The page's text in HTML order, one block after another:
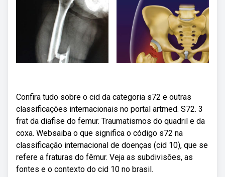
Confira tudo sobre o cid da categoria s72 e outras
classificações internacionais no portal artmed. S72. 3
frat da diafise do femur. Traumatismos do quadril e da
coxa. Websaiba o que significa o código s72 na
classificação internacional de doenças (cid 10), que se
refere a fraturas do fêmur. Veja as subdivisões, as
fontes e o contexto do cid 10 no brasil.